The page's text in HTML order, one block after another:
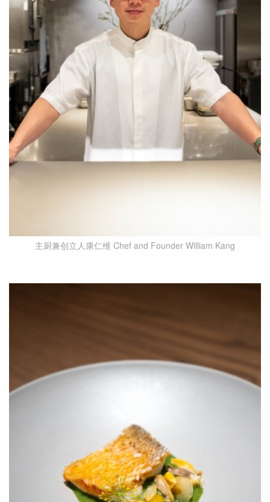
主厨兼创立人康仁维 Chef and Founder William Kang